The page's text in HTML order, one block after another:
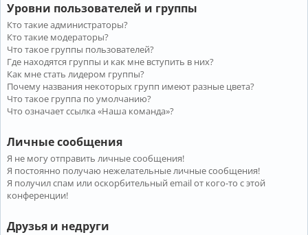
Уровни пользователей и группы
Кто такие администраторы?
Кто такие модераторы?
Что такое группы пользователей?
Где находятся группы и как мне вступить в них?
Как мне стать лидером группы?
Почему названия некоторых групп имеют разные цвета?
Что такое группа по умолчанию?
Что означает ссылка «Наша команда»?
Личные сообщения
Я не могу отправить личные сообщения!
Я постоянно получаю нежелательные личные сообщения!
Я получил спам или оскорбительный email от кого-то с этой
конференции!
Друзья и недруги